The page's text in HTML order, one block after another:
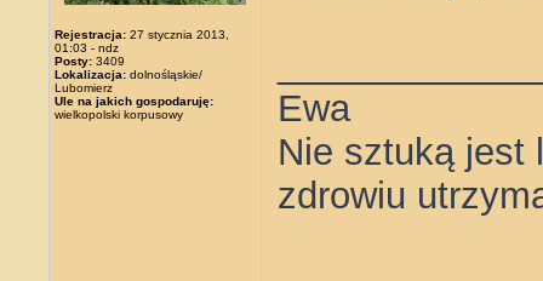
Rejestracja: 27 stycznia 2013,
01:03 - ndz
Posty: 3409
Lokalizacja: dolnośląskie/
Lubomierz
Ule na jakich gospodaruję:
wielkopolski korpusowy
Ewa
Nie sztuką jest
zdrowiu